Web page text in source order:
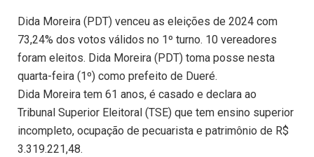
Dida Moreira (PDT) venceu as eleições de 2024 com
73,24% dos votos válidos no 1º turno. 10 vereadores
foram eleitos. Dida Moreira (PDT) toma posse nesta
quarta-feira (1º) como prefeito de Dueré.
Dida Moreira tem 61 anos, é casado e declara ao
Tribunal Superior Eleitoral (TSE) que tem ensino superior
incompleto, ocupação de pecuarista e patrimônio de R$
3.319.221,48.